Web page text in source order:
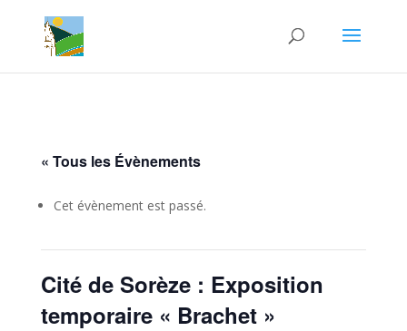
« Tous les Évènements
Cet évènement est passé.
Cité de Sorèze : Exposition
temporaire « Brachet »